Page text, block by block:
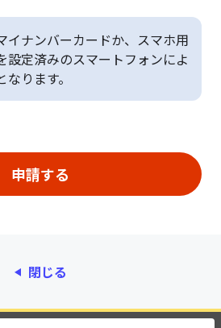
イナンバーカードか、スマホ用
設定済みのスマートフォンによ
ります。
閉じる